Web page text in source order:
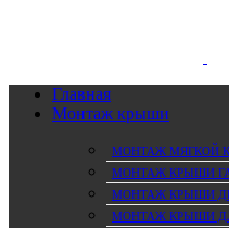
Главная
Монтаж крыши
МОНТАЖ МЯГКОЙ
МОНТАЖ КРЫШИ
МОНТАЖ КРЫШИ
МОНТАЖ КРЫШИ